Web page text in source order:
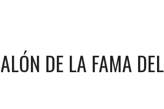
DE LA FAMA DEL